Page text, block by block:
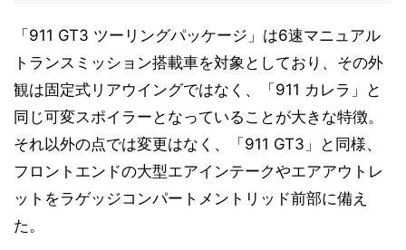
「911 GT3 ツーリングパッケージ」は6速マニュアル
トランスミッション搭載車を対象としており、その外
観は固定式リアウイングではなく、「911 カレラ」と
同じ可変スポイラーとなっていることが大きな特徴。
それ以外の点では変更はなく、「911 GT3」と同様、
フロントエンドの大型エアインテークやエアアウトレ
ットをラゲッジコンパートメントリッド前部に備え
た。